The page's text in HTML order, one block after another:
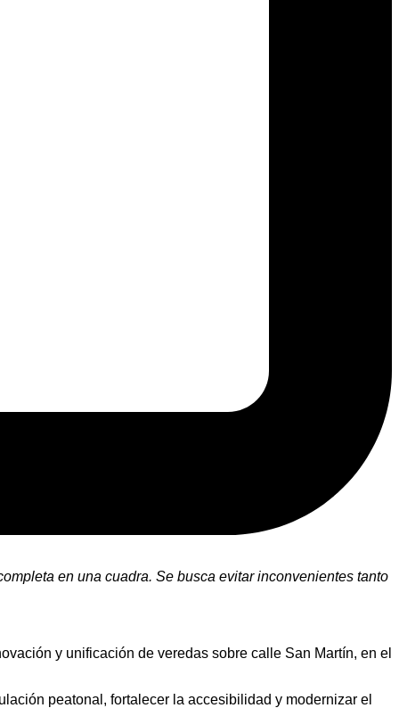
en una cuadra. Se busca evitar inconvenientes tanto
y unificación de veredas sobre calle San Martín, en el
peatonal, fortalecer la accesibilidad y modernizar el